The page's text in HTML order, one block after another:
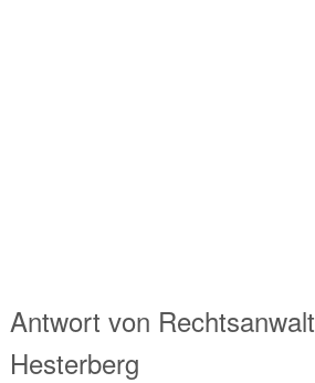
Antwort von Rechtsanwalt
Hesterberg